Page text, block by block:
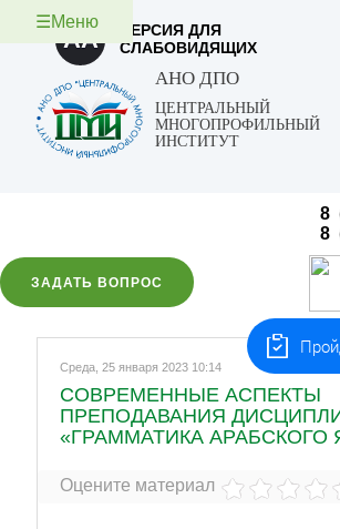
☰Меню
AA
ВЕРСИЯ ДЛЯ
СЛАБОВИДЯЩИХ
АНО ДПО
ЦЕНТРАЛЬНЫЙ
МНОГОПРОФИЛЬНЫЙ
ИНСТИТУТ
8
8
ЗАДАТЬ ВОПРОС
Среда, 25 января 2023 10:14
СОВРЕМЕННЫЕ АСПЕКТЫ
ПРЕПОДАВАНИЯ
«ГРАММАТИКА АРАБСКОГО
Оцените материал